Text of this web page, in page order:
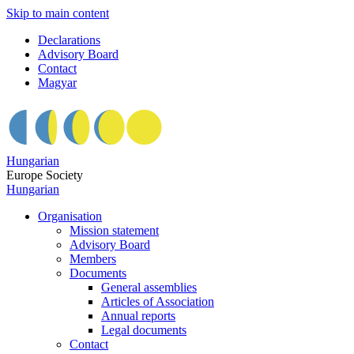
Skip to main content
Declarations
Advisory Board
Contact
Magyar
Hungarian
Europe Society
Hungarian
Organisation
Mission statement
Advisory Board
Members
Documents
General assemblies
Articles of Association
Annual reports
Legal documents
Contact